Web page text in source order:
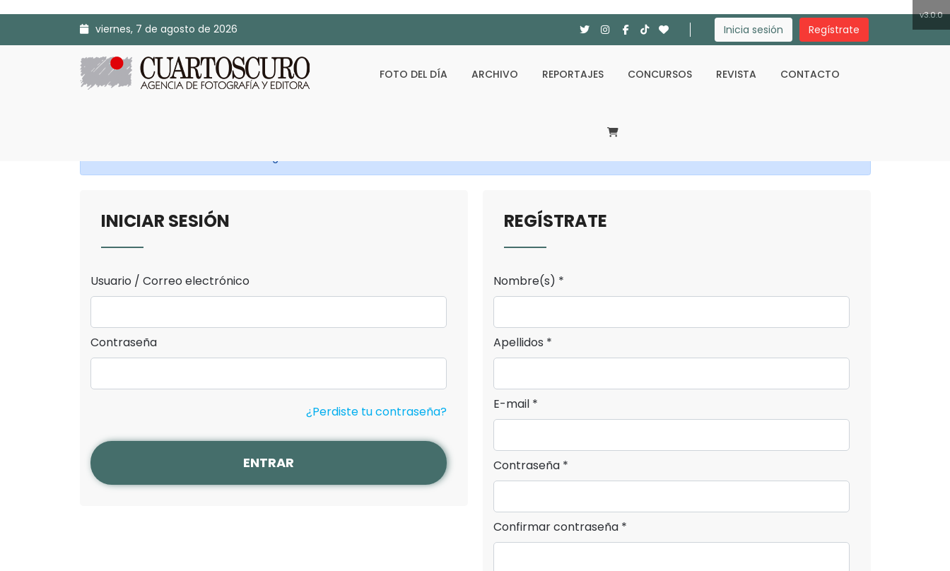
viernes, 7 de agosto de 2026 Inicia sesión Regístrate
FOTO DEL DÍA ARCHIVO REPORTAJES CONCURSOS REVISTA CONTACTO
v3.0.0
INICIAR SESIÓN
Usuario / Correo electrónico
Contraseña
¿Perdiste tu contraseña?
ENTRAR
REGÍSTRATE
Nombre(s) *
Apellidos *
E-mail *
Contraseña *
Confirmar contraseña *